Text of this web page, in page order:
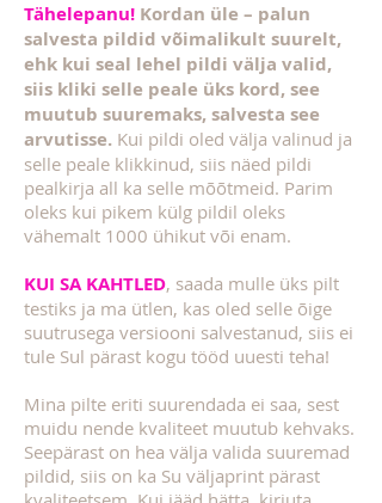
Tähelepanu! Kordan üle – palun
salvesta pildid võimalikult suurelt,
ehk kui seal lehel pildi välja valid,
siis kliki selle peale üks kord, see
muutub suuremaks, salvesta see
arvutisse. Kui pildi oled välja valinud ja
selle peale klikkinud, siis näed pildi
pealkirja all ka selle mõõtmeid. Parim
oleks kui pikem külg pildil oleks
vähemalt 1000 ühikut või enam.
KUI SA KAHTLED, saada mulle üks pilt
testiks ja ma ütlen, kas oled selle õige
suutrusega versiooni salvestanud, siis ei
tule Sul pärast kogu tööd uuesti teha!
Mina pilte eriti suurendada ei saa, sest
muidu nende kvaliteet muutub kehvaks.
Seepärast on hea välja valida suuremad
pildid, siis on ka Su väljaprint pärast